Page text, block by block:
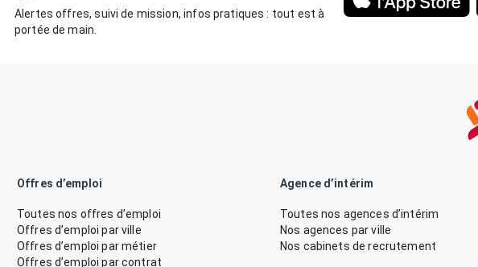
Alertes offres, suivi de mission, infos pratiques : tout est à
portée de main.
Offres d’emploi
Toutes nos offres d’emploi
Offres d’emploi par ville
Offres d’emploi par métier
Offres d’emploi par contrat
Agence d’intérim
Toutes nos agences d’intérim
Nos agences par ville
Nos cabinets de recrutement